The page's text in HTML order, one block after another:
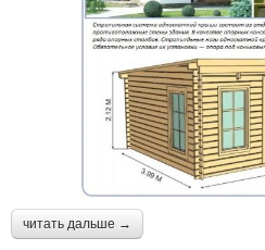
читать дальше →